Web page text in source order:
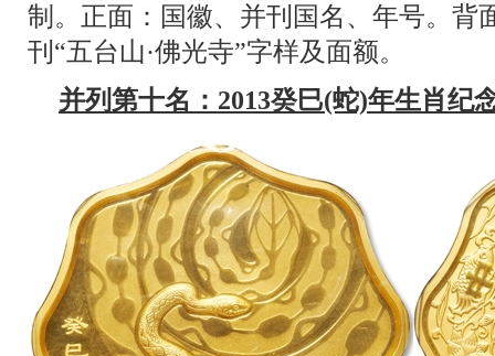
制。正面：国徽、并刊国名、年号。背
刊“五台山·佛光寺”字样及面额。
并列第十名：2013癸巳(蛇)年生肖纪